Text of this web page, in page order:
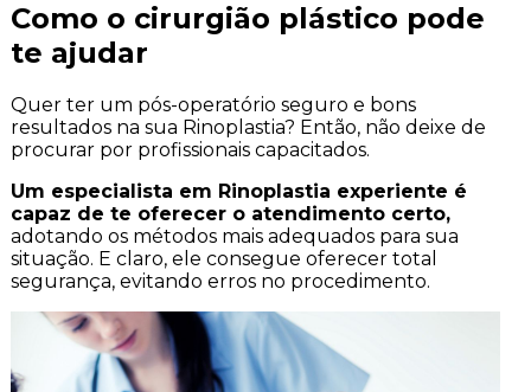
Como o cirurgião plástico pode
te ajudar
Quer ter um pós-operatório seguro e bons
resultados na sua Rinoplastia? Então, não deixe de
procurar por profissionais capacitados.
Um especialista em Rinoplastia experiente é
capaz de te oferecer o atendimento certo,
adotando os métodos mais adequados para sua
situação. E claro, ele consegue oferecer total
segurança, evitando erros no procedimento.